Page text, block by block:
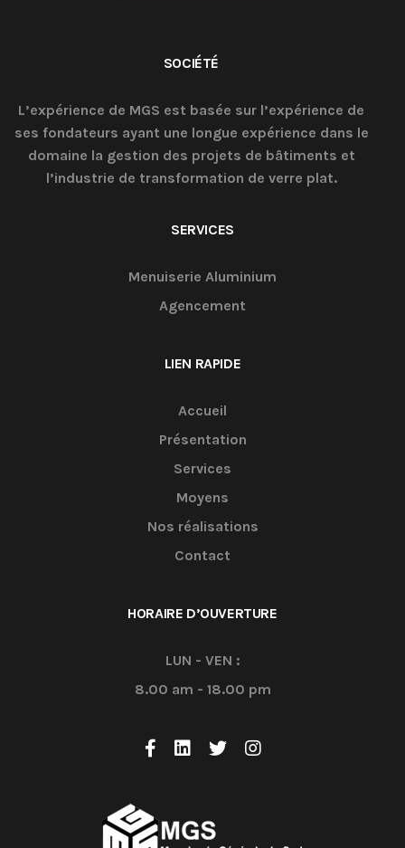
SOCIÉTÉ
L’expérience de MGS est basée sur l’expérience de
ses fondateurs ayant une longue expérience dans le
domaine la gestion des projets de bâtiments et
l’industrie de transformation de verre plat.
SERVICES
Menuiserie Aluminium
Agencement
LIEN RAPIDE
Accueil
Présentation
Services
Moyens
Nos réalisations
Contact
HORAIRE D’OUVERTURE
LUN - VEN :
8.00 am - 18.00 pm